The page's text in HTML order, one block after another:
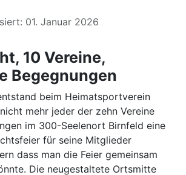
01. Januar 2026
10 Vereine,
Begegnungen
beim Heimatsportverein
mehr jeder der zehn Vereine
im 300-Seelenort Birnfeld eine
für seine Mitglieder
dass man die Feier gemeinsam
Die neugestaltete Ortsmitte